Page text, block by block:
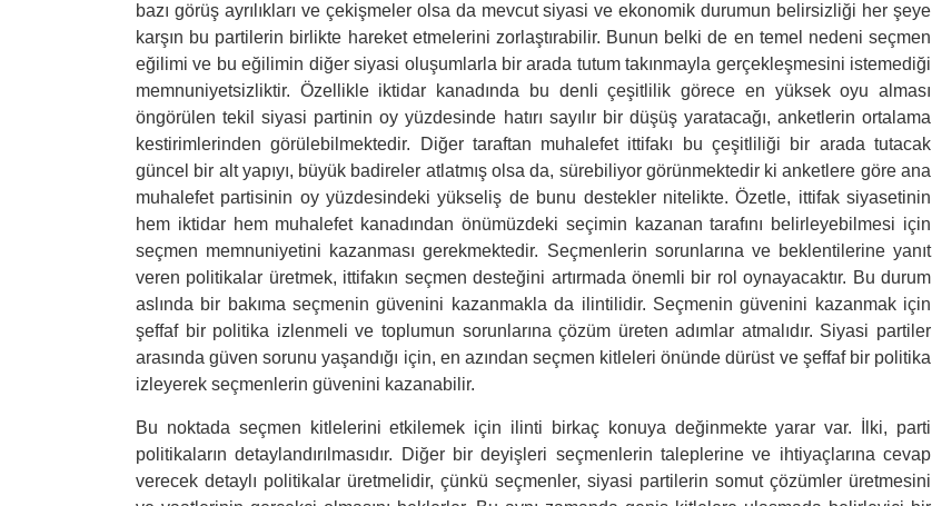
bazı görüş ayrılıkları ve çekişmeler olsa da mevcut siyasi ve ekonomik durumun belirsizliği her şeye
karşın bu partilerin birlikte hareket etmelerini zorlaştırabilir. Bunun belki de en temel nedeni seçmen
eğilimi ve bu eğilimin diğer siyasi oluşumlarla bir arada tutum takınmayla gerçekleşmesini istemediği
memnuniyetsizliktir. Özellikle iktidar kanadında bu denli çeşitlilik görece en yüksek oyu alması
öngörülen tekil siyasi partinin oy yüzdesinde hatırı sayılır bir düşüş yaratacağı, anketlerin ortalama
kestirimlerinden görülebilmektedir. Diğer taraftan muhalefet ittifakı bu çeşitliliği bir arada tutacak
güncel bir alt yapıyı, büyük badireler atlatmış olsa da, sürebiliyor görünmektedir ki anketlere göre ana
muhalefet partisinin oy yüzdesindeki yükseliş de bunu destekler nitelikte. Özetle, ittifak siyasetinin
hem iktidar hem muhalefet kanadından önümüzdeki seçimin kazanan tarafını belirleyebilmesi için
seçmen memnuniyetini kazanması gerekmektedir. Seçmenlerin sorunlarına ve beklentilerine yanıt
veren politikalar üretmek, ittifakın seçmen desteğini artırmada önemli bir rol oynayacaktır. Bu durum
aslında bir bakıma seçmenin güvenini kazanmakla da ilintilidir. Seçmenin güvenini kazanmak için
şeffaf bir politika izlenmeli ve toplumun sorunlarına çözüm üreten adımlar atmalıdır. Siyasi partiler
arasında güven sorunu yaşandığı için, en azından seçmen kitleleri önünde dürüst ve şeffaf bir politika
izleyerek seçmenlerin güvenini kazanabilir.
Bu noktada seçmen kitlelerini etkilemek için ilinti birkaç konuya değinmekte yarar var. İlki, parti
politikaların detaylandırılmasıdır. Diğer bir deyişleri seçmenlerin taleplerine ve ihtiyaçlarına cevap
verecek detaylı politikalar üretmelidir, çünkü seçmenler, siyasi partilerin somut çözümler üretmesini